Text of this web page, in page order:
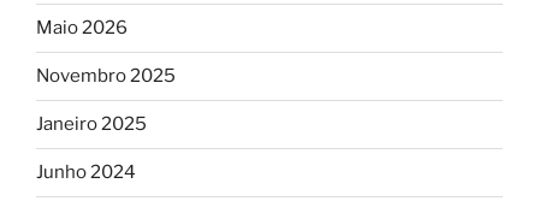
Maio 2026
Novembro 2025
Janeiro 2025
Junho 2024